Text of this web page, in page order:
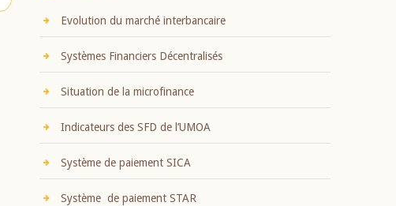
Evolution du marché interbancaire
Systèmes Financiers Décentralisés
Situation de la microfinance
Indicateurs des SFD de l’UMOA
Système de paiement SICA
Système de paiement STAR